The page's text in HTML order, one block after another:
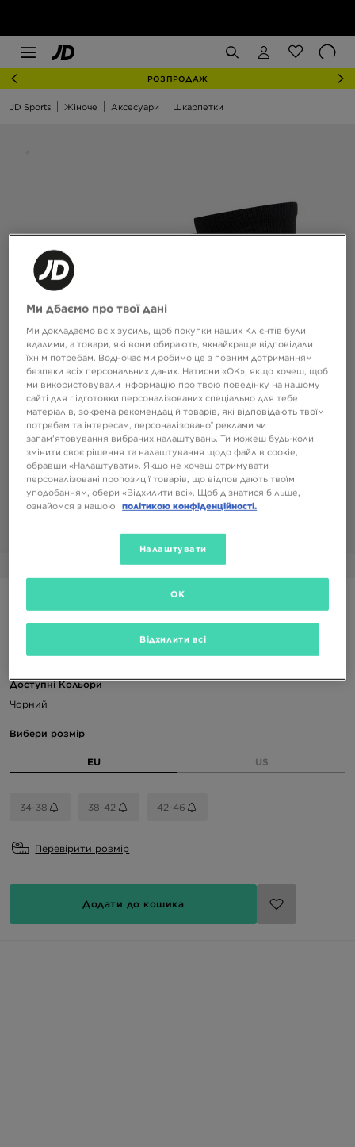
РОЗПРОДАЖ
JD Sports Жіноче Аксесуари Шкарпетки
JORDAN ВИСОКІ ШКАРПЕТКИ U J FLIGHT CREW 1PR -132
Доступні Кольори
Чорний
Вибери розмір
EU US
34-38 38-42 42-46
Перевірити розмір
Додати до кошика
Ми дбаємо про твої дані
Ми докладаємо всіх зусиль, щоб покупки наших Клієнтів були
вдалими, а товари, які вони обирають, якнайкраще відповідали
їхнім потребам. Водночас ми робимо це з повним дотриманням
безпеки всіх персональних даних. Натисни «OK», якщо хочеш, щоб
ми використовували інформацію про твою поведінку на нашому
сайті для підготовки персоналізованих спеціально для тебе
матеріалів, зокрема рекомендацій товарів, які відповідають твоїм
потребам та інтересам, персоналізованої реклами чи
запам’ятовування вибраних налаштувань. Ти можеш будь-коли
змінити своє рішення та налаштування щодо файлів cookie,
обравши «Налаштувати». Якщо не хочеш отримувати
персоналізовані пропозиції товарів, що відповідають твоїм
уподобанням, обери «Відхилити всі». Щоб дізнатися більше,
ознайомся з нашою
політикою конфіденційності.
Налаштувати
Відхилити всі
OK